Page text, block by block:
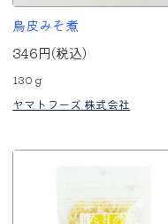
鳥皮みそ煮
346円(税込)
130ｇ
ヤマトフーズ 株式会社